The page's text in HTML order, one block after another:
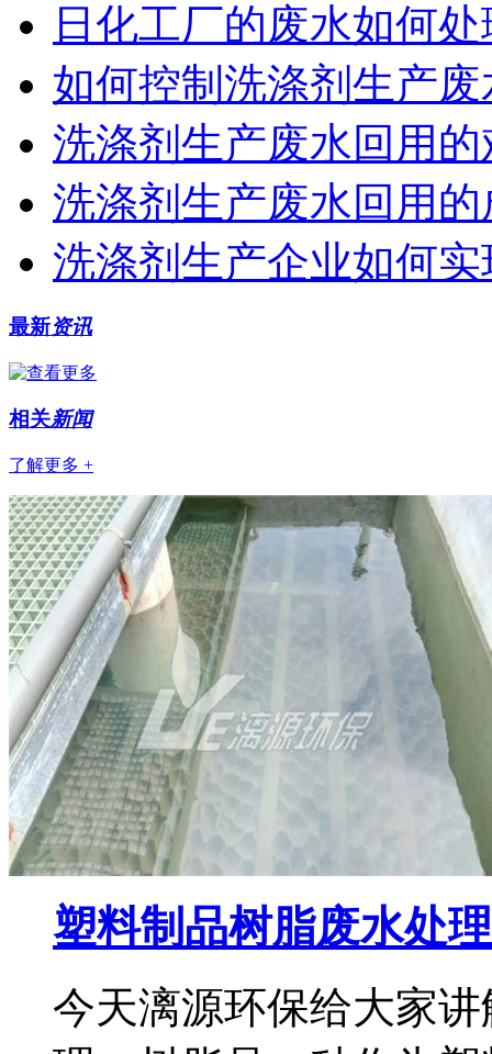
日化工厂的废水如何
如何控制洗涤剂生产
洗涤剂生产废水回用
洗涤剂生产废水回用
洗涤剂生产企业如何
最新资讯
相关新闻
了解更多 +
塑料制品树脂废水处理
今天漓源环保给大家